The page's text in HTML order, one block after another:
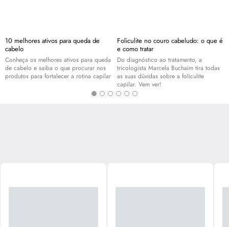
10 melhores ativos para queda de
cabelo
Conheça os melhores ativos para queda
de cabelo e saiba o que procurar nos
produtos para fortalecer a rotina capilar
Foliculite no couro cabeludo: o que é
e como tratar
Do diagnóstico ao tratamento, a
tricologista Marcela Buchaim tira todas
as suas dúvidas sobre a foliculite
capilar. Vem ver!